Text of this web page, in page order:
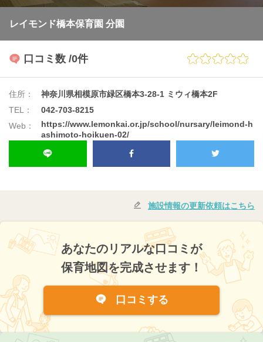
レイモンド橋本保育園 分園
口コミ数 /0件
住所：
神奈川県相模原市緑区橋本3-28-1 ミウィ橋本2F
TEL：
042-703-8215
Web：
https://www.lemonkai.or.jp/school/nursary/leimond-h
ashimoto-hoikuen-02/
施設情報の更新依頼はこちら
あなたのリアルな口コミが
保育地図を完成させます！
口コミする